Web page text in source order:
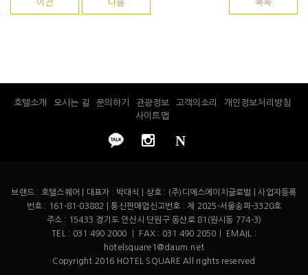
이전 다음 목록
호텔소개 오시는 길 문의하기 관광정보 고객의소리
개인정보처리방침
사이트맵
N
브랜드 : 호텔스퀘어 | 대표자 : 박대식 | 상호 : (주)디에스에이치글로벌 | 사업자등록
번호 : 161-81-03882 | 통신판매업신고번호 : 제 2025-서울송파-3320호
주소 : 15433 경기도 안산시 단원구 동산로 81(원시동 774-3)
TEL : 031 490 2000 ㅣ FAX : 031 490 2050ㅣ EMAIL :
hotelsquare1@daum.net
Copyright 2016 HOTEL SQUARE All rights reserved